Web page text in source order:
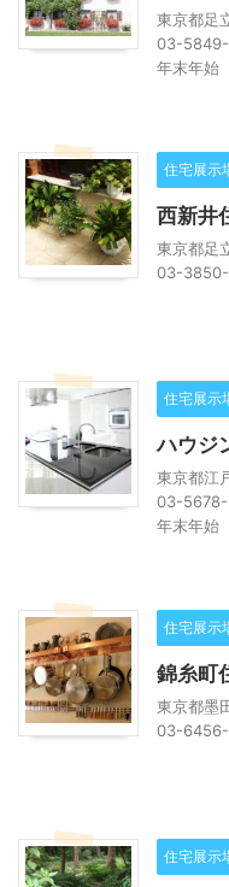
東京都足
03-
年末年始
住宅展示
西新井
東京都足
03-
住宅展示
ハウジ
東京都江
03-
年末年始
住宅展示
錦糸町
東京都墨
03-
住宅展示